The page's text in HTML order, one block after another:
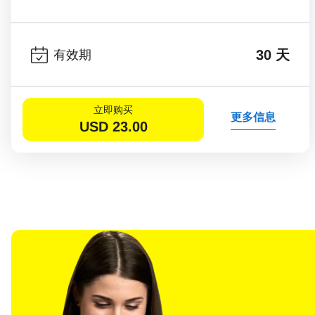
有效期 30 天
立即购买
USD 23.00
更多信息